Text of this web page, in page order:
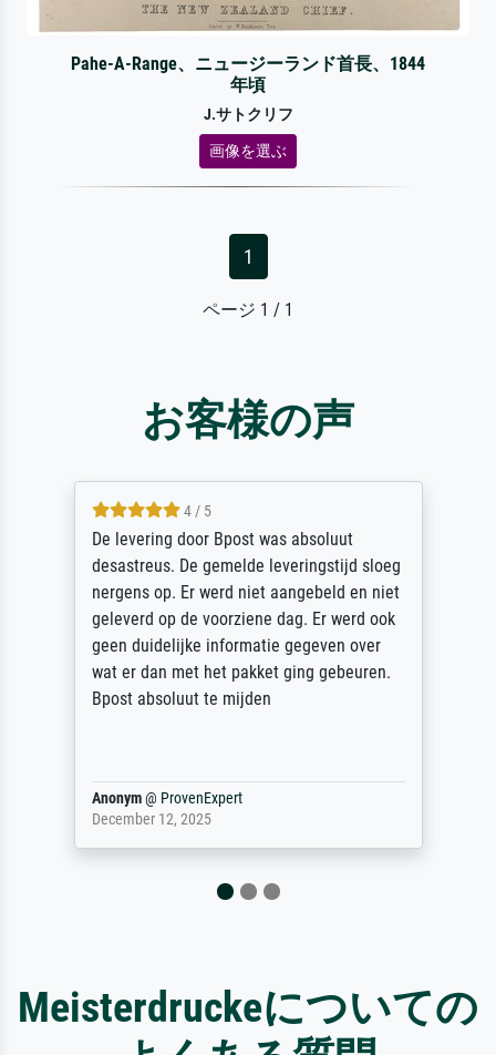
Pahe-A-Range、ニュージーランド首長、1844
年頃
J.サトクリフ
画像を選ぶ
1
ページ 1 / 1
お客様の声
4 / 5
De levering door Bpost was absoluut
desastreus. De gemelde leveringstijd sloeg
nergens op. Er werd niet aangebeld en niet
geleverd op de voorziene dag. Er werd ook
geen duidelijke informatie gegeven over
wat er dan met het pakket ging gebeuren.
Bpost absoluut te mijden
@ProvenExpert
December 12, 2025
Meisterdruckeについての